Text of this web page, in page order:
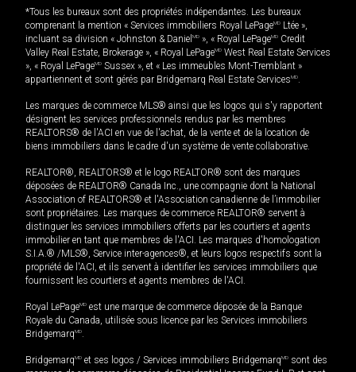
*Tous les bureaux sont des propriétés indépendantes. Les bureaux
comprenant la mention « Services immobiliers Royal LePageMD Ltée »,
incluant sa division « Johnston & Daniel MD », « Royal LePageMD Credit
Valley Real Estate, Brokerage », « Royal LePageMD West Real Estate Services
», « Royal LePageMD Sussex », et « Les immeubles Mont-Tremblant »
appartiennent et sont gérés par Bridgemarq Real Estate ServicesMD.
Les marques de commerce MLS® ainsi que les logos qui s'y rapportent
désignent les services professionnels rendus par les membres
REALTORS® de l'ACI en vue de l'achat, de la vente et de la location de
biens immobiliers dans le cadre d'un système de vente collaborative.
REALTOR®, REALTORS® et le logo REALTOR® sont des marques
déposées de REALTOR® Canada Inc., une compagnie dont la National
Association of REALTORS® et l'Association canadienne de l’immobilier
sont propriétaires. Les marques de commerce REALTOR® servent à
distinguer les services immobiliers offerts par les courtiers et agents
immobilier en tant que membres de l'ACI. Les marques d'homologation
S.I.A.® /MLS®, Service inter-agences®, et leurs logos respectifs sont la
propriété de l'ACI, et ils servent à identifier les services immobiliers que
fournissent les courtiers et agents membres de l'ACI.
Royal LePageMD est une marque de commerce déposée de la Banque
Royale du Canada, utilisée sous licence par les Services immobiliers
BridgemarqMD.
BridgemarqMD et ses logos / Services immobiliers BridgemarqMD sont des